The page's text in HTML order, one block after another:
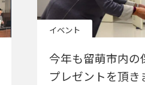
イベント
今年も留萌市内の
プレゼントを頂き